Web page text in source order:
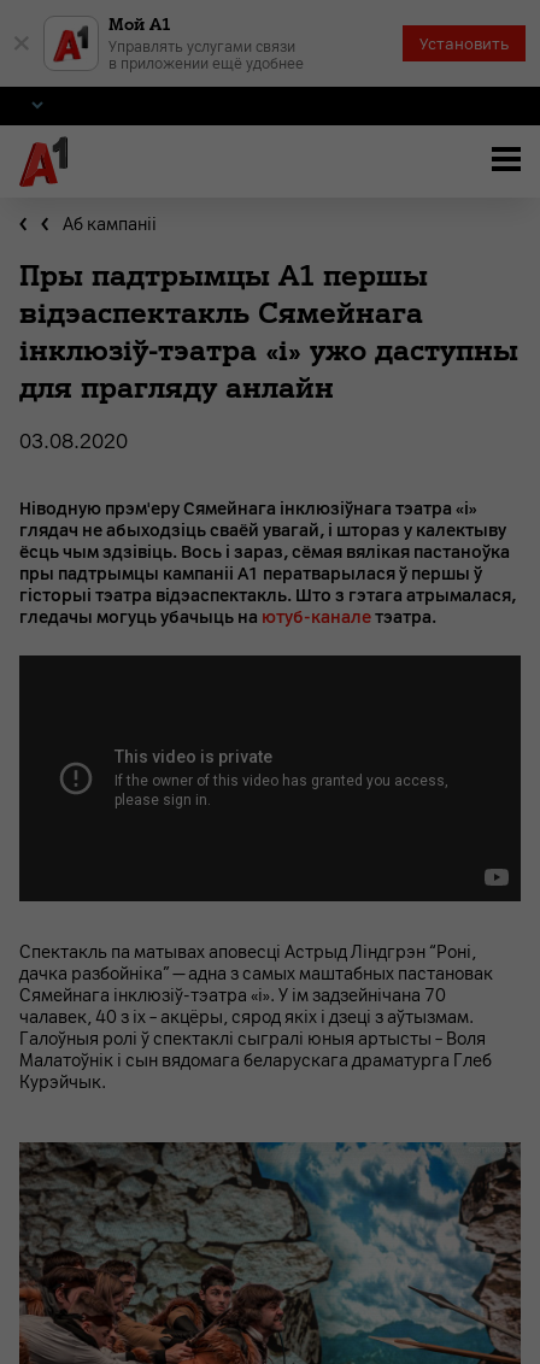
Мой А1
Управлять услугами связи
в приложении ещё удобнее
Установить
Аб кампаніі
Пры падтрымцы А1 першы
відэаспектакль Сямейнага
інклюзіў-тэатра «і» ужо даступны
для прагляду анлайн
03.08.2020
Ніводную прэм'еру Сямейнага інклюзіўнага тэатра «і»
глядач не абыходзіць сваёй увагай, і штораз у калектыву
ёсць чым здзівіць. Вось і зараз, сёмая вялікая пастаноўка
пры падтрымцы кампаніі А1 ператварылася ў першы ў
гісторыі тэатра відэаспектакль. Што з гэтага атрымалася,
гледачы могуць убачыць на ютуб-каналетэатра.
Спектакль па матывах аповесці Астрыд Ліндгрэн “Роні,
дачка разбойніка” — адна з самых маштабных пастановак
Сямейнага інклюзіў-тэатра «і». У ім задзейнічана 70
чалавек, 40 з іх – акцёры, сярод якіх і дзеці з аўтызмам.
Галоўныя ролі ў спектаклі сыгралі юныя артысты – Воля
Малатоўнік і сын вядомага беларускага драматурга Глеб
Курэйчык.